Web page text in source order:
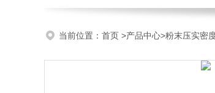
当前位置： 首页 >产品中心>粉末压实密